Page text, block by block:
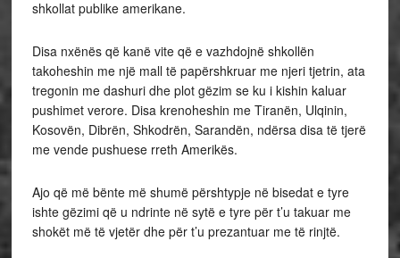
shkollat publike amerikane.
Disa nxënës që kanë vite që e vazhdojnë shkollën
takoheshin me një mall të papërshkruar me njeri tjetrin, ata
tregonin me dashuri dhe plot gëzim se ku i kishin kaluar
pushimet verore. Disa krenoheshin me Tiranën, Ulqinin,
Kosovën, Dibrën, Shkodrën, Sarandën, ndërsa disa të tjerë
me vende pushuese rreth Amerikës.
Ajo që më bënte më shumë përshtypje në bisedat e tyre
ishte gëzimi që u ndrinte në sytë e tyre për t’u takuar me
shokët më të vjetër dhe për t’u prezantuar me të rinjtë.